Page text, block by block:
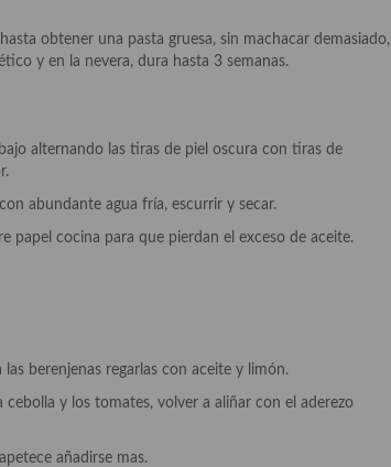
obtener una pasta gruesa, sin machacar demasiado,
y en la nevera, dura hasta 3 semanas.
alternando las tiras de piel oscura con tiras de
abundante agua fría, escurrir y secar.
cocina para que pierdan el exceso de aceite.
berenjenas regarlas con aceite y limón.
y los tomates, volver a aliñar con el aderezo
añadirse mas.